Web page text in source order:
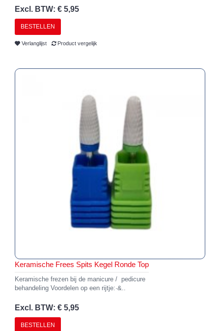
Excl. BTW: € 5,95
BESTELLEN
Verlanglijst Product vergelijk
Keramische Frees Spits Kegel Ronde Top
Keramische frezen bij de manicure / pedicure
behandeling Voordelen op een rijtje:·&..
Excl. BTW: € 5,95
BESTELLEN